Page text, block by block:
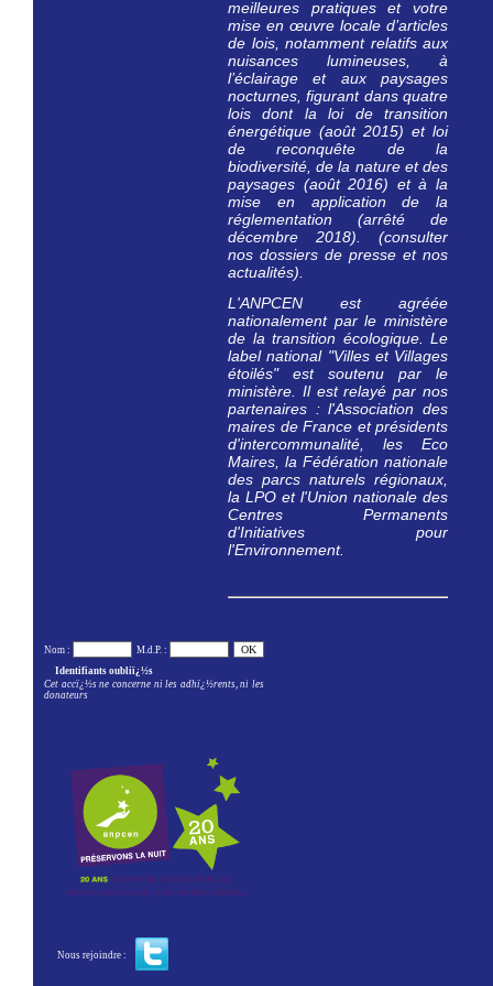
meilleures pratiques et votre
mise en œuvre locale d’articles
de lois, notamment relatifs aux
nuisances lumineuses, à
l’éclairage et aux paysages
nocturnes, figurant dans quatre
lois dont la loi de transition
énergétique (août 2015) et loi
de reconquête de la
biodiversité, de la nature et des
paysages (août 2016) et à la
mise en application de la
réglementation (arrêté de
décembre 2018). (consulter
nos dossiers de presse et nos
actualités).
L'ANPCEN est agréée
nationalement par le ministère
de la transition écologique. Le
label national "Villes et Villages
étoilés" est soutenu par le
ministère. Il est relayé par nos
partenaires : l'Association des
maires de France et présidents
d'intercommunalité, les Eco
Maires, la Fédération nationale
des parcs naturels régionaux,
la LPO et l'Union nationale des
Centres Permanents
d'Initiatives pour
l'Environnement.
Nom :
M.d.P. :
Identifiants oubliï¿½s
Cet accï¿½s ne concerne ni les adhï¿½rents, ni les
donateurs
Nous rejoindre :